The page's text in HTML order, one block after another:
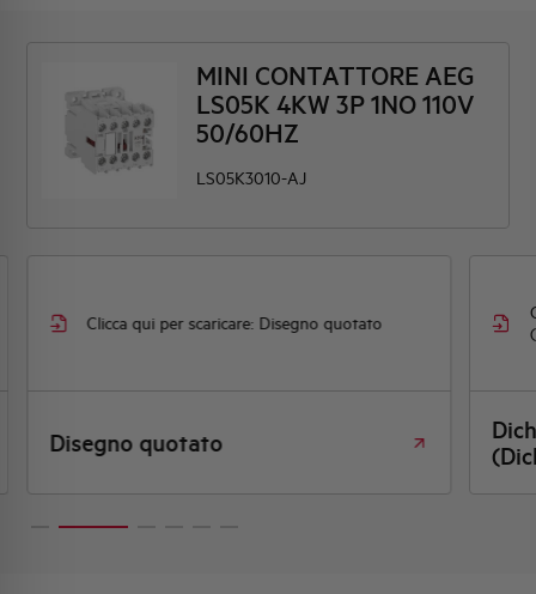
MINI CONTATTORE AEG
LS05K 4KW 3P 1NO 110V
50/60HZ
LS05K3010-AJ
Clicca qui per scaricare: Disegno quotato
Disegno quotato